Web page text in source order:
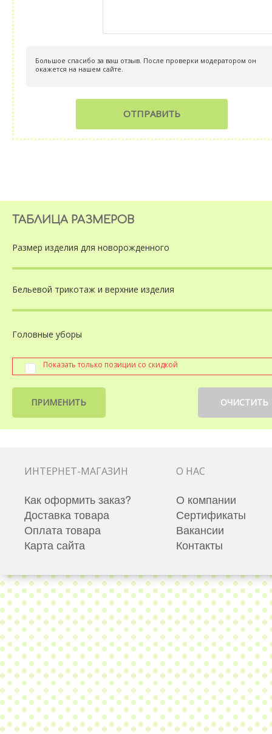
Большое спасибо за ваш отзыв. После проверки модератором он
окажется на нашем сайте.
ОТПРАВИТЬ
ТАБЛИЦА РАЗМЕРОВ
Размер изделия для новорожденного
Бельевой трикотаж и верхние изделия
Головные уборы
Показать только позиции со скидкой
ПРИМЕНИТЬ ОЧИСТИТЬ
ИНТЕРНЕТ-МАГАЗИН
Как оформить заказ?
Доставка товара
Оплата товара
Карта сайта
О НАС
О компании
Сертификаты
Вакансии
Контакты